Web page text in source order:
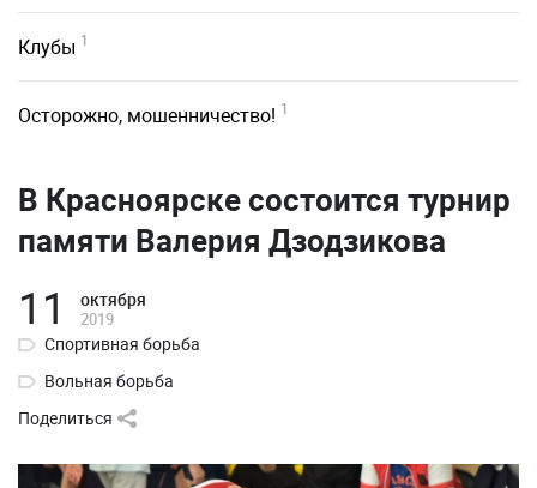
Клубы 1
Осторожно, мошенничество! 1
В Красноярске состоится турнир
памяти Валерия Дзодзикова
11 октября
2019
Спортивная борьба
Вольная борьба
Поделиться